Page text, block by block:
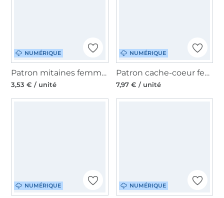
NUMÉRIQUE
Patron mitaines femme pdf Luva Erbsünde, en allemand
3,53 € / unité
NUMÉRIQUE
Patron cache-coeur femme pdf Dona Mariposa Erbsünde, en allemand
7,97 € / unité
NUMÉRIQUE NUMÉRIQUE